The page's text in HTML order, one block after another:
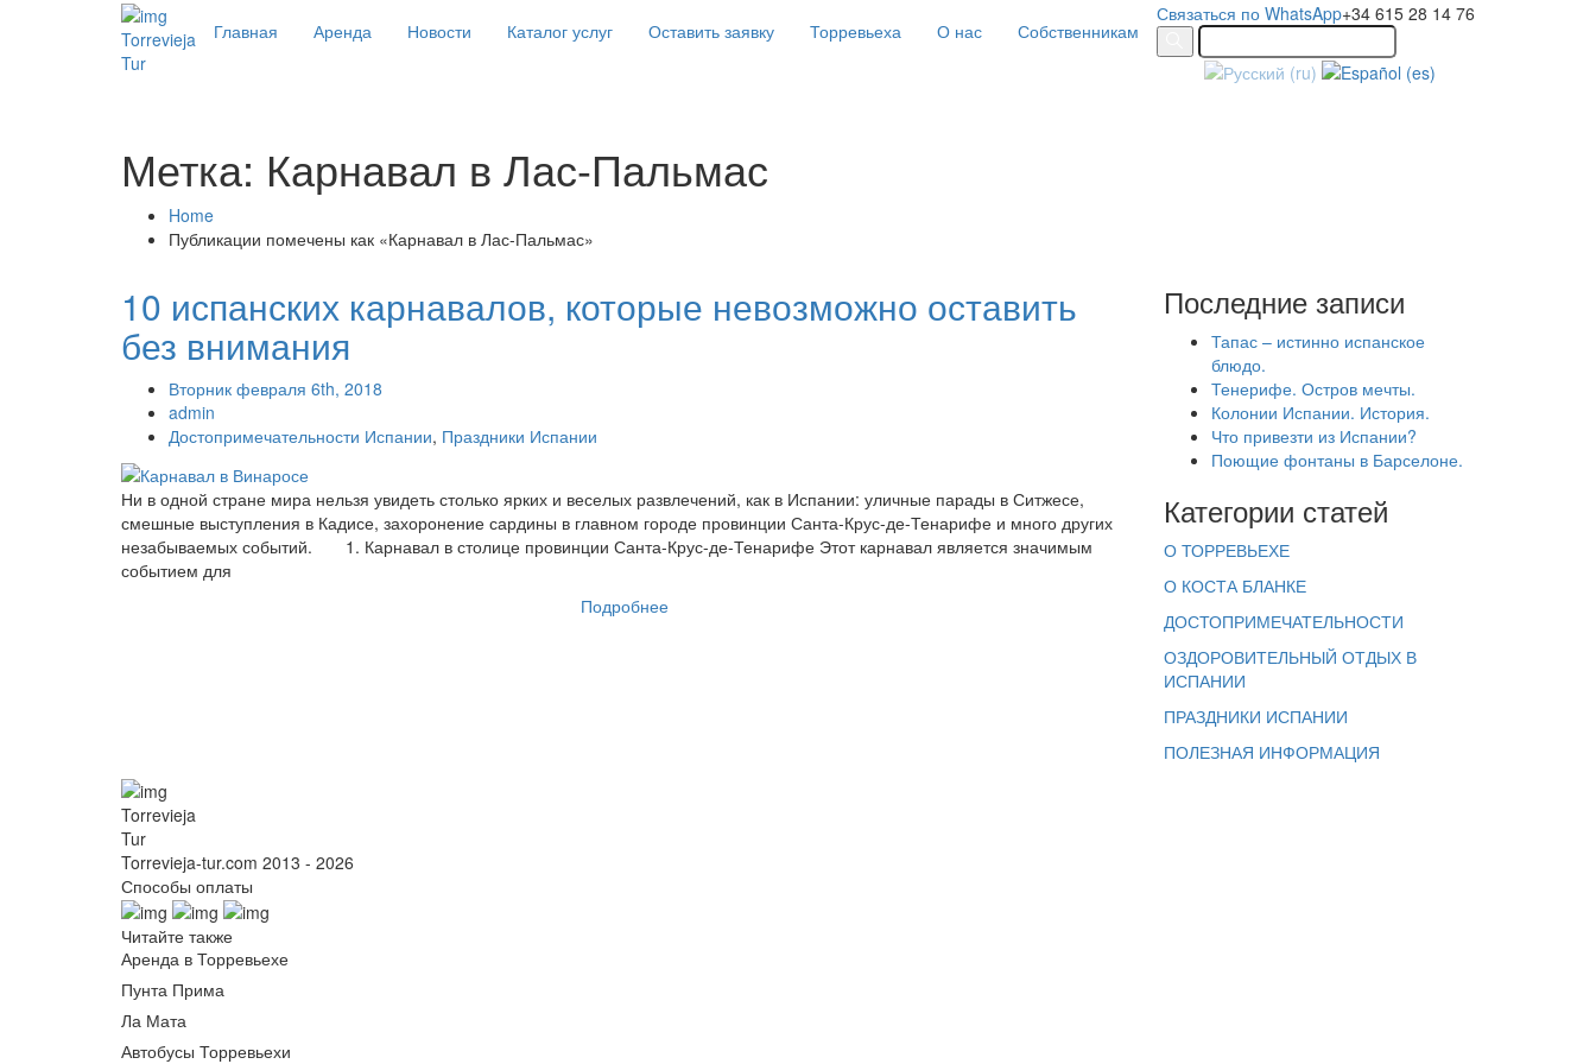
Torrevieja
Tur
Главная Аренда Новости Каталог услуг Оставить заявку Торревьеха О нас Собственникам
Связаться по WhatsApp+34 615 28 14 76
Метка: Карнавал в Лас-Пальмас
Home
Публикации помечены как «Карнавал в Лас-Пальмас»
10 испанских карнавалов, которые невозможно оставить
без внимания
Вторник февраля 6th, 2018
admin
Достопримечательности Испании, Праздники Испании
Ни в одной стране мира нельзя увидеть столько ярких и веселых развлечений, как в Испании: уличные парады в Ситжесе,
смешные выступления в Кадисе, захоронение сардины в главном городе провинции Санта-Крус-де-Тенарифе и много других
незабываемых событий. 1. Карнавал в столице провинции Санта-Крус-де-Тенарифе Этот карнавал является значимым
событием для
Подробнее
Последние записи
Тапас – истинно испанское
блюдо.
Тенерифе. Остров мечты.
Колонии Испании. История.
Что привезти из Испании?
Поющие фонтаны в Барселоне.
Категории статей
О ТОРРЕВЬЕХЕ
О КОСТА БЛАНКЕ
ДОСТОПРИМЕЧАТЕЛЬНОСТИ
ОЗДОРОВИТЕЛЬНЫЙ ОТДЫХ В
ИСПАНИИ
ПРАЗДНИКИ ИСПАНИИ
ПОЛЕЗНАЯ ИНФОРМАЦИЯ
Torrevieja
Tur
Torrevieja-tur.com 2013 - 2026
Способы оплаты
Читайте также
Аренда в Торревьехе
Пунта Прима
Ла Мата
Автобусы Торревьехи